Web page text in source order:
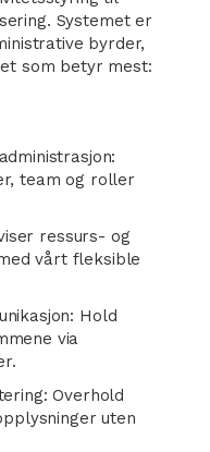
Systemet er
byrder,
som betyr mest:
team og roller
ressurs- og
vårt fleksible
Hold
via
Overhold
uten